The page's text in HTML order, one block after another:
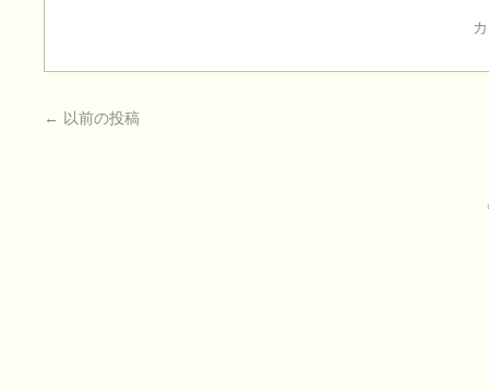
← 以前の投稿